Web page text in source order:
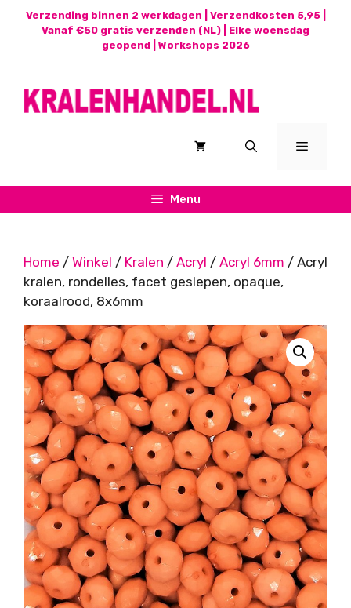
Verzending binnen 2 werkdagen | Verzendkosten 5,95 |
Vanaf €50 gratis verzenden (NL) | Elke woensdag
geopend | Workshops 2026
Menu
Menu
Home / Winkel / Kralen / Acryl / Acryl 6mm / Acryl
kralen, rondelles, facet geslepen, opaque,
koraalrood, 8x6mm